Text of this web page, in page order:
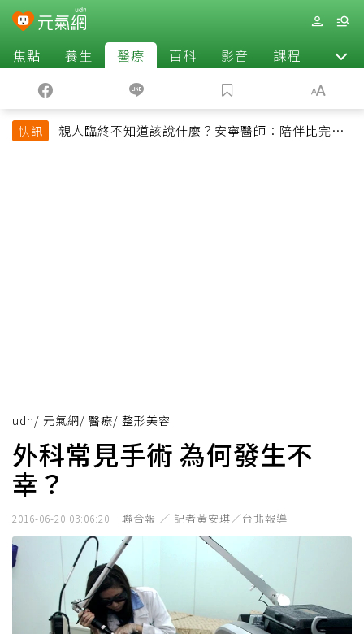
焦點 養生 醫療 百科 影音 課程 退休
快訊
親人臨終不知道該說什麼？安寧醫師：陪伴比完美
udn/ 元氣網/ 醫療/ 整形美容
外科常見手術 為何發生不
幸？
2016-06-20 03:06:20 聯合報 ／ 記者黃安琪／台北報導